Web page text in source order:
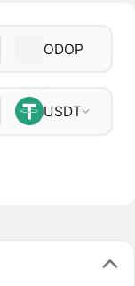
ODOP
USDT